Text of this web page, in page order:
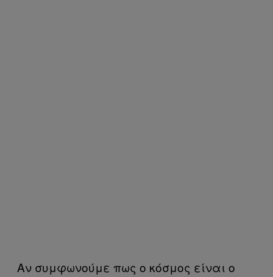
Αν συμφωνούμε πως ο κόσμος είναι ο